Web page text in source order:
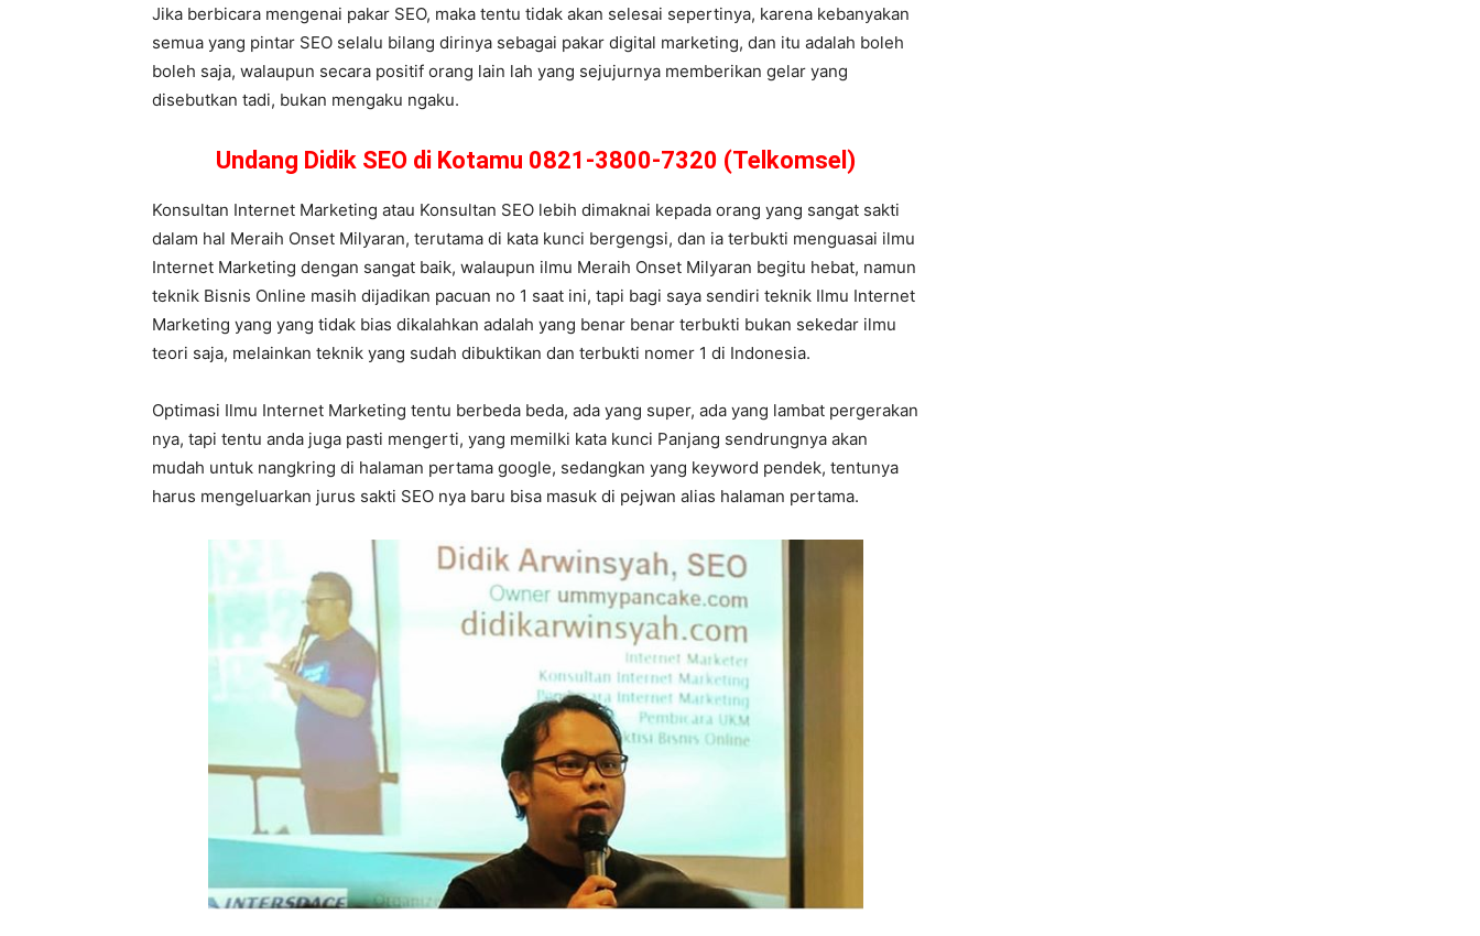
Jika berbicara mengenai pakar SEO, maka tentu tidak akan selesai sepertinya, karena kebanyakan
semua yang pintar SEO selalu bilang dirinya sebagai pakar digital marketing, dan itu adalah boleh
boleh saja, walaupun secara positif orang lain lah yang sejujurnya memberikan gelar yang
disebutkan tadi, bukan mengaku ngaku.
Undang Didik SEO di Kotamu 0821-3800-7320 (Telkomsel)
Konsultan Internet Marketing atau Konsultan SEO lebih dimaknai kepada orang yang sangat sakti
dalam hal Meraih Onset Milyaran, terutama di kata kunci bergengsi, dan ia terbukti menguasai ilmu
Internet Marketing dengan sangat baik, walaupun ilmu Meraih Onset Milyaran begitu hebat, namun
teknik Bisnis Online masih dijadikan pacuan no 1 saat ini, tapi bagi saya sendiri teknik Ilmu Internet
Marketing yang yang tidak bias dikalahkan adalah yang benar benar terbukti bukan sekedar ilmu
teori saja, melainkan teknik yang sudah dibuktikan dan terbukti nomer 1 di Indonesia.
Optimasi Ilmu Internet Marketing tentu berbeda beda, ada yang super, ada yang lambat pergerakan
nya, tapi tentu anda juga pasti mengerti, yang memilki kata kunci Panjang sendrungnya akan
mudah untuk nangkring di halaman pertama google, sedangkan yang keyword pendek, tentunya
harus mengeluarkan jurus sakti SEO nya baru bisa masuk di pejwan alias halaman pertama.